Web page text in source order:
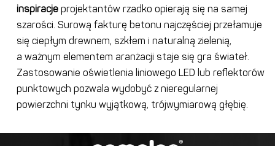
inspiracje projektantów rzadko opierają się na samej
szarości. Surową fakturę betonu najczęściej przełamuje
się ciepłym drewnem, szkłem i naturalną zielenią,
a ważnym elementem aranżacji staje się gra świateł.
Zastosowanie oświetlenia liniowego LED lub reflektorów
punktowych pozwala wydobyć z nieregularnej
powierzchni tynku wyjątkową, trójwymiarową głębię.